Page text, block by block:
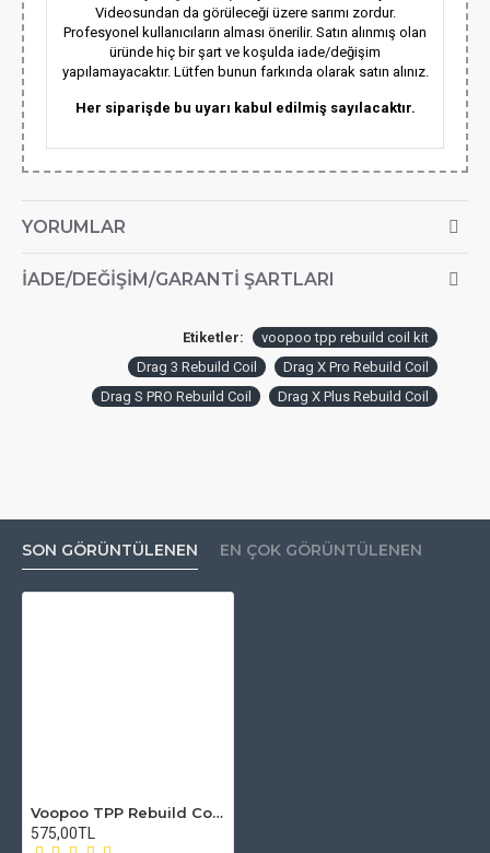
Videosundan da görüleceği üzere sarımı zordur.
Profesyonel kullanıcıların alması önerilir. Satın alınmış olan
üründe hiç bir şart ve koşulda iade/değişim
yapılamayacaktır. Lütfen bunun farkında olarak satın alınız.
Her siparişde bu uyarı kabul edilmiş sayılacaktır.
YORUMLAR
İADE/DEĞIŞIM/GARANTI ŞARTLARI
Etiketler:
voopoo tpp rebuild coil kit
Drag 3 Rebuild Coil
Drag X Pro Rebuild Coil
Drag S PRO Rebuild Coil
Drag X Plus Rebuild Coil
SON GÖRÜNTÜLENEN EN ÇOK GÖRÜNTÜLENEN
Voopoo TPP Rebuild Coil Kit - TPP Coil Sarım Malzemeleri
575,00TL